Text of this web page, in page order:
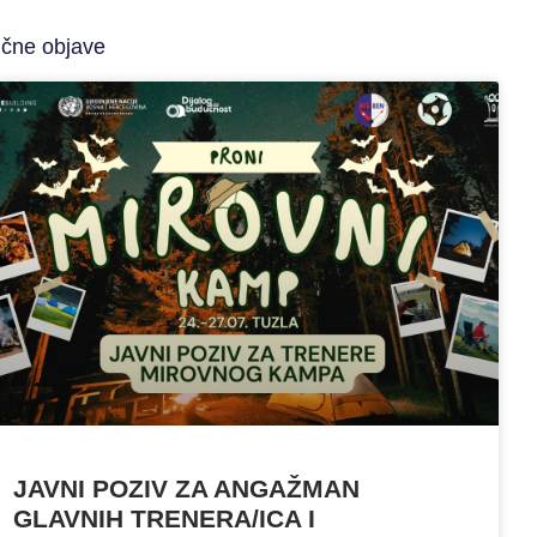
objave
JAVNI POZIV ZA ANGAŽMAN
GLAVNIH TRENERA/ICA I